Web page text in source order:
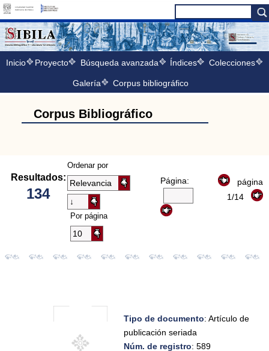
Inicio Proyecto Búsqueda avanzada Índices Colecciones
Galería Corpus bibliográfico
Corpus Bibliográfico
Resultados:
134
Ordenar por
Por página
Página:
página
1/14
Tipo de documento: Artículo de
publicación seriada
Núm. de registro: 589